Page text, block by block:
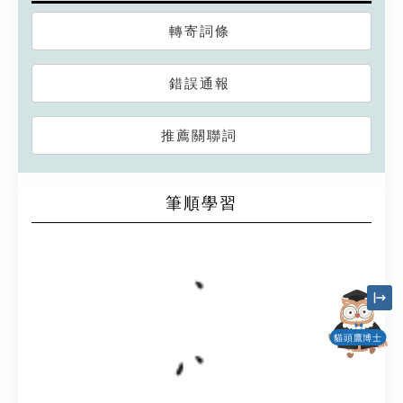
轉寄詞條
錯誤通報
推薦關聯詞
筆順學習
貓頭鷹博士